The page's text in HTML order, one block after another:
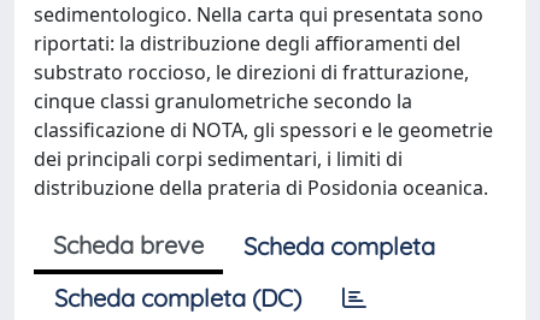
sedimentologico. Nella carta qui presentata sono
riportati: la distribuzione degli affioramenti del
substrato roccioso, le direzioni di fratturazione,
cinque classi granulometriche secondo la
classificazione di NOTA, gli spessori e le geometrie
dei principali corpi sedimentari, i limiti di
distribuzione della prateria di Posidonia oceanica.
Scheda breve
Scheda completa
Scheda completa (DC)